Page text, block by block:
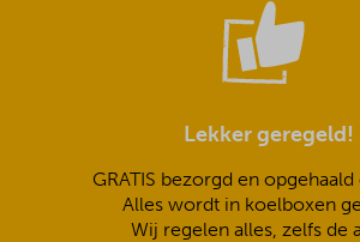
Lekker geregeld!
GRATIS bezorgd en
Alles wordt in koelboxen
Wij regelen alles, zelfs de